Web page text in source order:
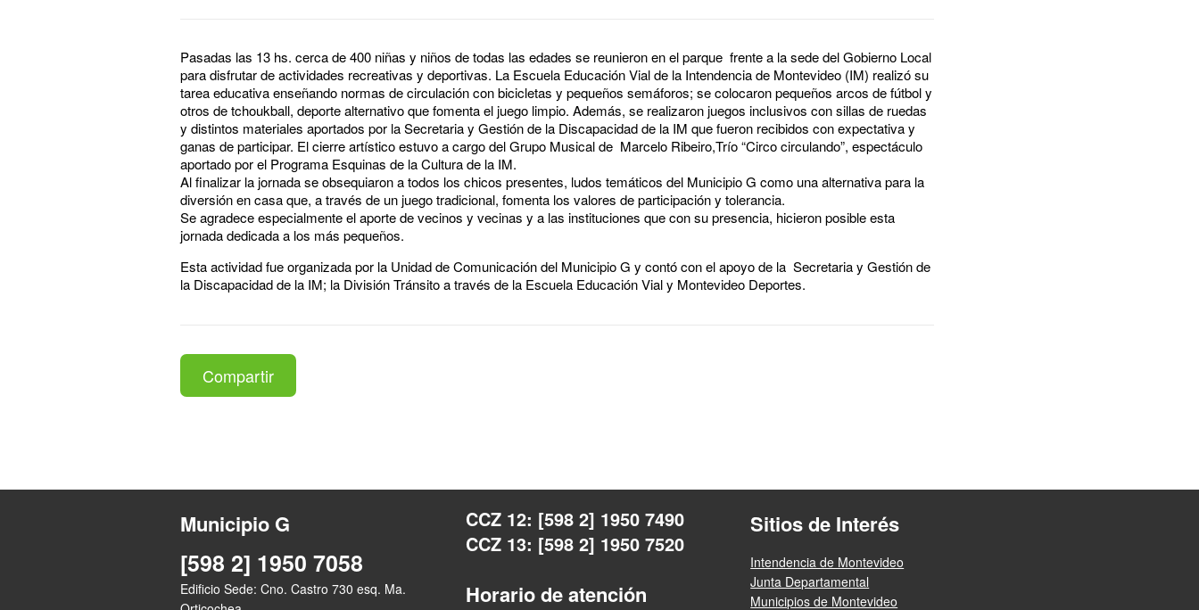
Pasadas las 13 hs. cerca de 400 niñas y niños de todas las edades se reunieron en el parque frente a la sede del Gobierno Local
para disfrutar de actividades recreativas y deportivas. La Escuela Educación Vial de la Intendencia de Montevideo (IM) realizó su
tarea educativa enseñando normas de circulación con bicicletas y pequeños semáforos; se colocaron pequeños arcos de fútbol y
otros de tchoukball, deporte alternativo que fomenta el juego limpio. Además, se realizaron juegos inclusivos con sillas de ruedas
y distintos materiales aportados por la Secretaria y Gestión de la Discapacidad de la IM que fueron recibidos con expectativa y
ganas de participar. El cierre artístico estuvo a cargo del Grupo Musical de Marcelo Ribeiro,Trío “Circo circulando”, espectáculo
aportado por el Programa Esquinas de la Cultura de la IM.
Al finalizar la jornada se obsequiaron a todos los chicos presentes, ludos temáticos del Municipio G como una alternativa para la
diversión en casa que, a través de un juego tradicional, fomenta los valores de participación y tolerancia.
Se agradece especialmente el aporte de vecinos y vecinas y a las instituciones que con su presencia, hicieron posible esta
jornada dedicada a los más pequeños.
Esta actividad fue organizada por la Unidad de Comunicación del Municipio G y contó con el apoyo de la Secretaria y Gestión de
la Discapacidad de la IM; la División Tránsito a través de la Escuela Educación Vial y Montevideo Deportes.
Compartir
Municipio G
[598 2] 1950 7058
Edificio Sede: Cno. Castro 730 esq. Ma.
CCZ 12: [598 2] 1950 7490
CCZ 13: [598 2] 1950 7520
Horario de atención
Sitios de Interés
Intendencia de Montevideo
Junta Departamental
Municipios de Montevideo